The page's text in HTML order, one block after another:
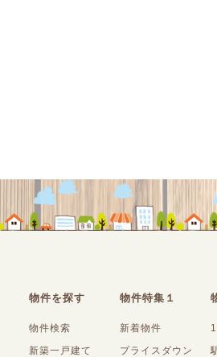
物件を探す
物件検索
新築一戸建て
物件特集１
新着物件
プライスダウン